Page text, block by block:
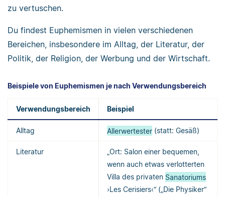
zu vertuschen.
Du findest Euphemismen in vielen verschiedenen
Bereichen, insbesondere im Alltag, der Literatur, der
Politik, der Religion, der Werbung und der Wirtschaft.
Beispiele von Euphemismen je nach Verwendungsbereich
Verwendungsbereich Beispiel
Alltag Allerwertester (statt: Gesäß)
Literatur
„Ort: Salon einer bequemen,
wenn auch etwas verlotterten
Villa des privaten Sanatoriums
›Les Cerisiers‹“ („Die Physiker“